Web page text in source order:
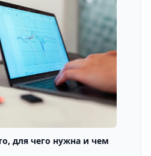
для чего нужна и чем